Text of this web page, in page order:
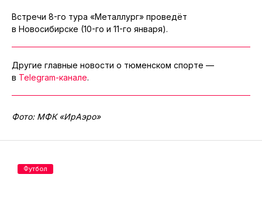
Встречи 8-го тура «Металлург» проведёт
в Новосибирске (10-го и 11-го января).
Другие главные новости о тюменском спорте —
в Telegram-канале.
Фото: МФК «ИрАэро»
Футбол